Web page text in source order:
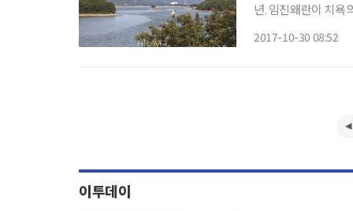
년. 임진왜란이 치욕의 역사였다면, 정유재란은 왜군이 충남 이북에 발도 못 붙인 구국승전의
2017-10-30 08:52
이투데이